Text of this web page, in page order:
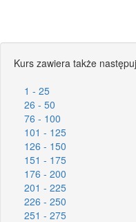
Kurs zawiera także
1 - 25
26 - 50
76 - 100
101 - 125
126 - 150
151 - 175
176 - 200
201 - 225
226 - 250
251 - 275